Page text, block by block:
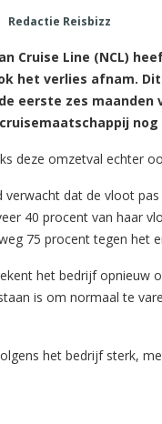
Redactie Reisbizz
Cruise Line (NCL)
het verlies afnam.
eerste zes maanden
nog
deze omzetval echter
verwacht dat de vloot
40 procent van haar
75 procent tegen het
het bedrijf opnieuw
is om normaal te
het bedrijf sterk,